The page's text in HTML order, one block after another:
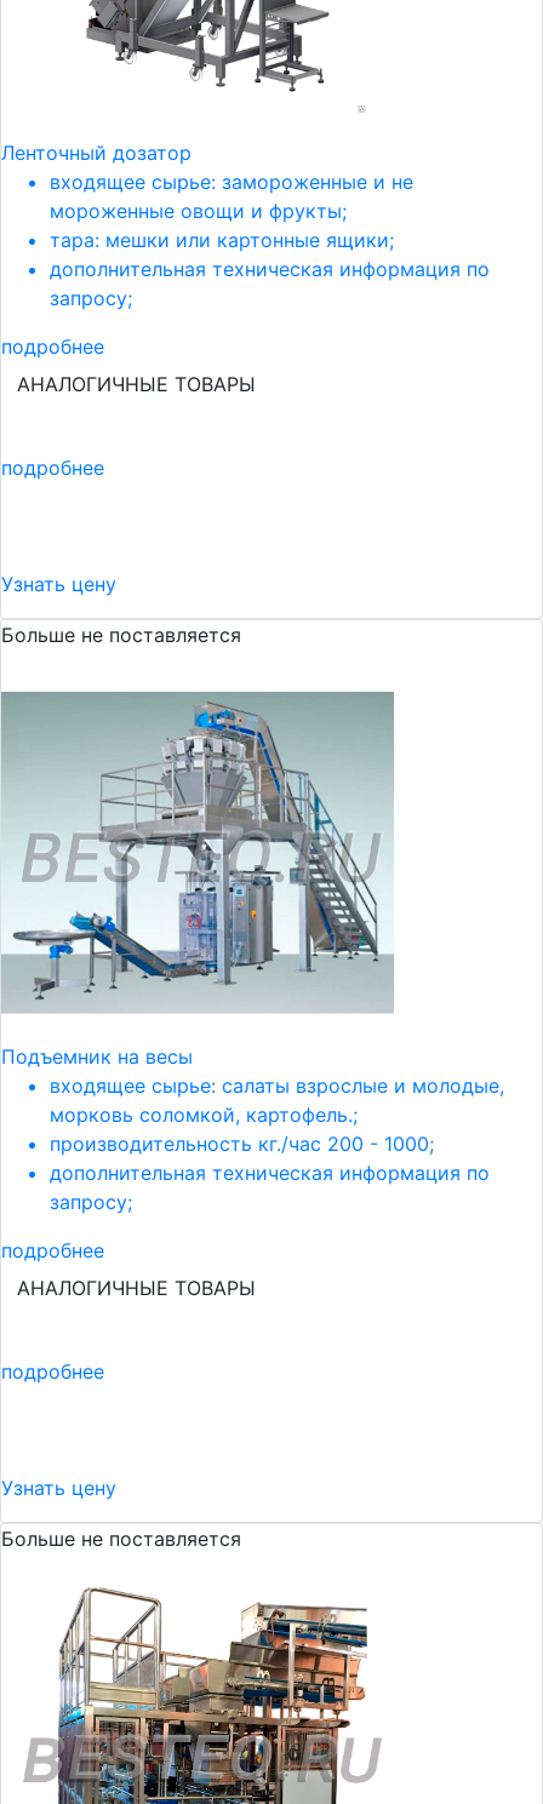
Ленточный дозатор
входящее сырье: замороженные и не
мороженные овощи и фрукты;
тара: мешки или картонные ящики;
дополнительная техническая информация по
запросу;
подробнее
АНАЛОГИЧНЫЕ ТОВАРЫ
подробнее
Узнать цену
Больше не поставляется
Подъемник на весы
входящее сырье: салаты взрослые и молодые,
морковь соломкой, картофель.;
производительность кг./час 200 - 1000;
дополнительная техническая информация по
запросу;
подробнее
АНАЛОГИЧНЫЕ ТОВАРЫ
подробнее
Узнать цену
Больше не поставляется